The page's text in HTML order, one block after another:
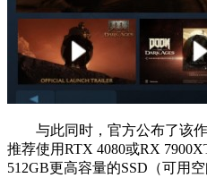
与此同时，官方公布了该
推荐使用RTX 4080或RX
512GB更高容量的SSD（可用空